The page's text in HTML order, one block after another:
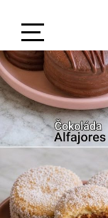
content
Open
Sidebar